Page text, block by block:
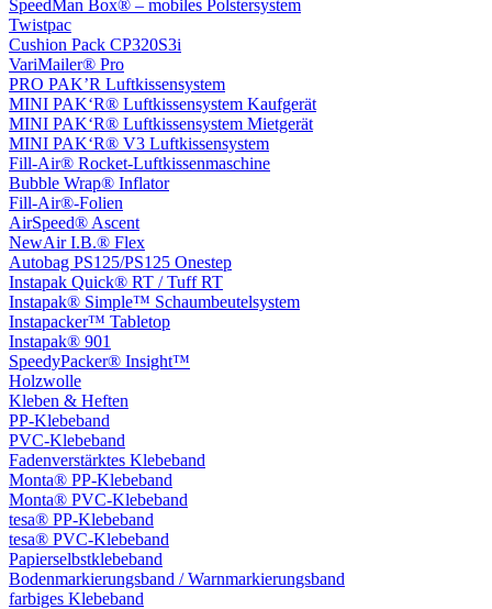
SpeedMan Box® – mobiles Polstersystem
Twistpac
Cushion Pack CP320S3i
VariMailer® Pro
PRO PAK’R Luftkissensystem
MINI PAK‘R® Luftkissensystem Kaufgerät
MINI PAK‘R® Luftkissensystem Mietgerät
MINI PAK‘R® V3 Luftkissensystem
Fill-Air® Rocket-Luftkissenmaschine
Bubble Wrap® Inflator
Fill-Air®-Folien
AirSpeed® Ascent
NewAir I.B.® Flex
Autobag PS125/PS125 Onestep
Instapak Quick® RT / Tuff RT
Instapak® Simple™ Schaumbeutelsystem
Instapacker™ Tabletop
Instapak® 901
SpeedyPacker® Insight™
Holzwolle
Kleben & Heften
PP-Klebeband
PVC-Klebeband
Fadenverstärktes Klebeband
Monta® PP-Klebeband
Monta® PVC-Klebeband
tesa® PP-Klebeband
tesa® PVC-Klebeband
Papierselbstklebeband
Bodenmarkierungsband / Warnmarkierungsband
farbiges Klebeband